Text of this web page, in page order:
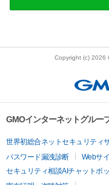
Copyright (c) 2026
GMOインターネットグルー
世界初総合ネットセキュリティ
パスワード漏洩診断
Webサ
セキュリティ相談AIチャットボ